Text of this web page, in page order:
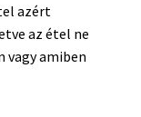
azért
az étel ne
vagy amiben